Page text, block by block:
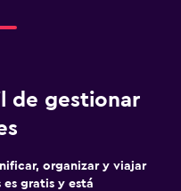
de gestionar
organizar y viajar
gratis y está